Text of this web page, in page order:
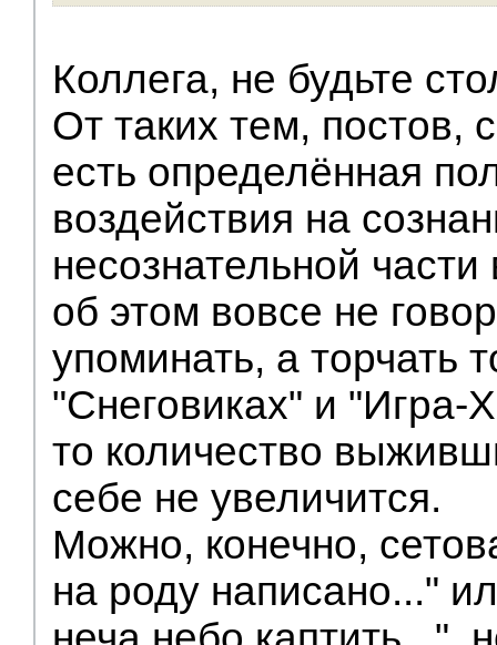
Коллега, не будьте
От таких тем, постов,
есть определённая
воздействия на
несознательной
об этом вовсе не
упоминать, а торчать
"Снеговиках" и
то количество
себе не увеличится.
Можно, конечно,
на роду написано..."